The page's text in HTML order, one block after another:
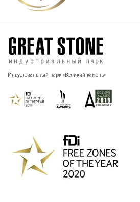
Индустриальный парк «Великий камень»